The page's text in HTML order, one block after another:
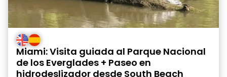
Miami: Visita guiada al Parque Nacional
de los Everglades + Paseo en
hidrodeslizador desde South Beach